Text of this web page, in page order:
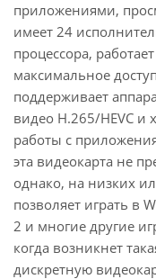
приложениями,
имеет 24
процессора,
максимальное
поддерживает
видео H.265/HEVC и
работы с
эта видеокарта не
однако, на низких
позволяет играть в
2 и многие другие
когда возникнет
дискретную